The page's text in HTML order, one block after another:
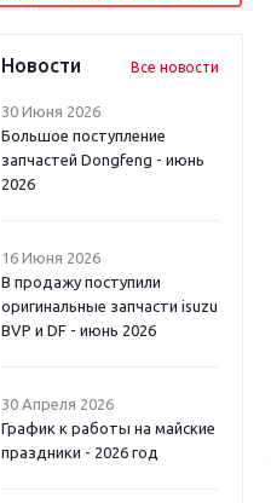
Новости Все новости
30 Июня 2026
Большое поступление
запчастей Dongfeng - июнь
2026
16 Июня 2026
В продажу поступили
оригинальные запчасти isuzu
BVP и DF - июнь 2026
30 Апреля 2026
График к работы на майские
праздники - 2026 год